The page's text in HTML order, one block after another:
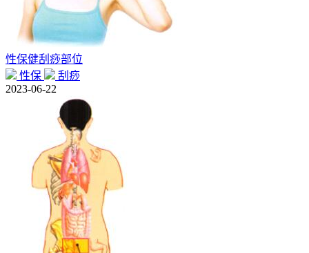
性保健刮痧部位
性保
刮痧
2023-06-22